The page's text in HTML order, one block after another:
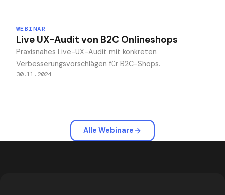
WEBINAR
Live UX-Audit von B2C Onlineshops
Praxisnahes Live-UX-Audit mit konkreten
Verbesserungsvorschlägen für B2C-Shops.
30.11.2024
Alle Webinare